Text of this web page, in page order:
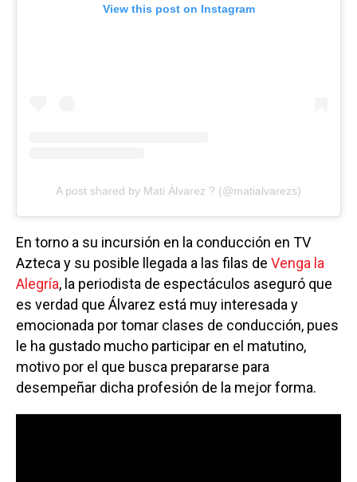
View this post on Instagram
A post shared by Mati Álvarez ? (@matialvarezs)
En torno a su incursión en la conducción en TV
Azteca y su posible llegada a las filas de Venga la
Alegría, la periodista de espectáculos aseguró que
es verdad que Álvarez está muy interesada y
emocionada por tomar clases de conducción, pues
le ha gustado mucho participar en el matutino,
motivo por el que busca prepararse para
desempeñar dicha profesión de la mejor forma.